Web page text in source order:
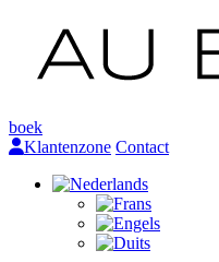
boek
Klantenzone Contact